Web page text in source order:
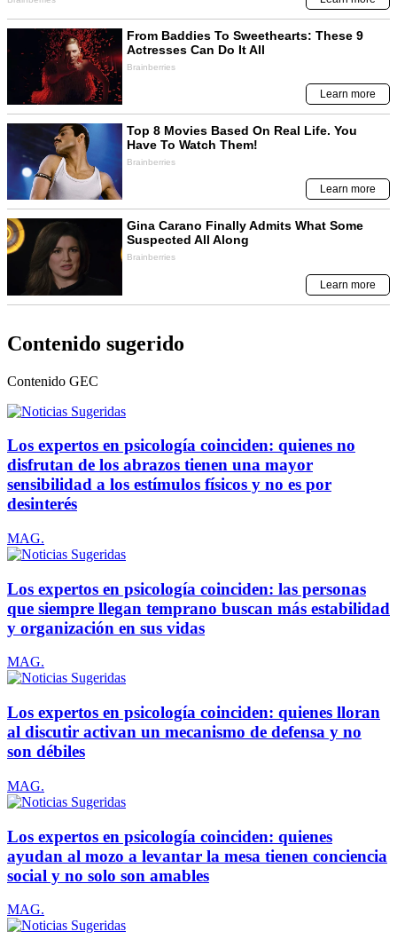
Contenido sugerido
Contenido GEC
Los expertos en psicología coinciden: quienes no
disfrutan de los abrazos tienen una mayor
sensibilidad a los estímulos físicos y no es por
desinterés
MAG.
Los expertos en psicología coinciden: las personas
que siempre llegan temprano buscan más estabilidad
y organización en sus vidas
MAG.
Los expertos en psicología coinciden: quienes lloran
al discutir activan un mecanismo de defensa y no
son débiles
MAG.
Los expertos en psicología coinciden: quienes
ayudan al mozo a levantar la mesa tienen conciencia
social y no solo son amables
MAG.